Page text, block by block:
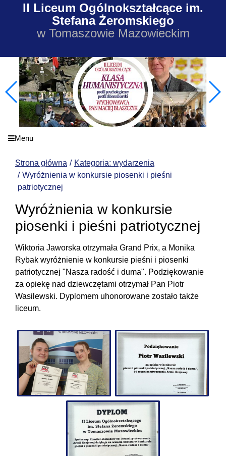
II Liceum Ogólnokształcące im.
Stefana Żeromskiego
w Tomaszowie Mazowieckim
Menu
Strona główna
Kategoria: wydarzenia
Wyróżnienia w konkursie piosenki i pieśni
patriotycznej
Wyróżnienia w konkursie
piosenki i pieśni patriotycznej
Wiktoria Jaworska otrzymała Grand Prix, a Monika
Rybak wyróżnienie w konkursie pieśni i piosenki
patriotycznej "Nasza radość i duma". Podziękowanie
za opiekę nad dziewczętami otrzymał Pan Piotr
Wasilewski. Dyplomem uhonorowane zostało także
liceum.